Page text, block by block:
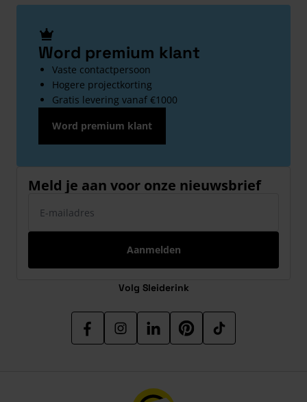
Word premium klant
Vaste contactpersoon
Hogere projectkorting
Gratis levering vanaf €1000
Word premium klant
Meld je aan voor onze nieuwsbrief
Aanmelden
Volg Sleiderink